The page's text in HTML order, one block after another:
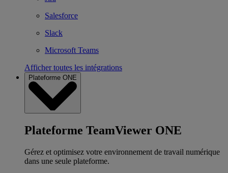
Salesforce
Slack
Microsoft Teams
Afficher toutes les intégrations
Plateforme ONE
Plateforme TeamViewer ONE
Gérez et optimisez votre environnement de travail numérique
dans une seule plateforme.